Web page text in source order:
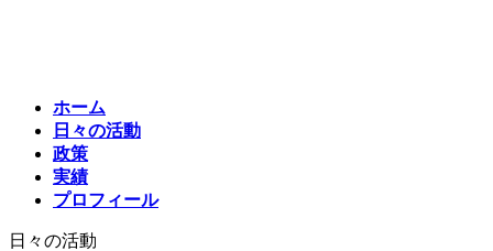
ホーム
日々の活動
政策
実績
プロフィール
日々の活動